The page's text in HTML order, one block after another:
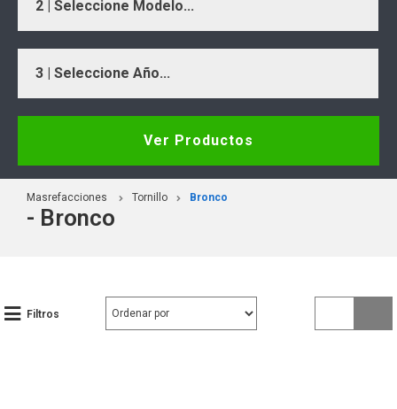
2 | Seleccione Modelo...
3 | Seleccione Año...
Ver Productos
Masrefacciones Tornillo Bronco
- Bronco
Filtros